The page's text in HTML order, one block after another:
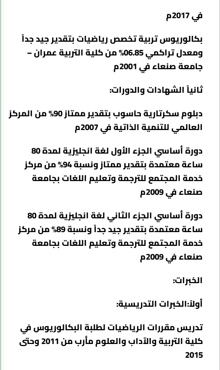
في 2017م
بكالوريوس تربية تخصص رياضيات بتقدير جيد جداً
ومعدل تراكمي 06.85% من كلية التربية عمران –
جامعة صنعاء في 2001م
ثانياً الشهادات والدورات:
دبلوم سكرتارية حاسوب بتقدير ممتاز 90% من المركز
العالمي للتنمية الذاتية في 2007م
دورة أساسي الجزء الأول لغة انجليزية لمدة 80
ساعة معتمدة بتقدير ممتاز ونسبة 94% من مركز
خدمة المجتمع للترجمة وتعليم اللغات بجامعة
صنعاء في 2009م
دورة أساسي الجزء الثاني لغة انجليزية لمدة 80
ساعة معتمدة بتقدير جيد جداً ونسبة 89% من مركز
خدمة المجتمع للترجمة وتعليم اللغات بجامعة
صنعاء في 2009م
الخبرات:
أولاً:الخبرات التدريسية:
تدريس مقررات الرياضيات لطلبة البكالوريوس في
كلية التربية والآداب والعلوم مأرب من 2011 وحتى
2015